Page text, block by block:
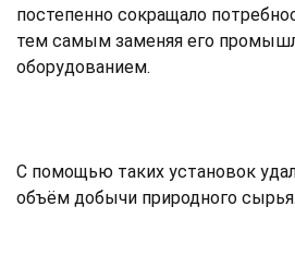
постепенно сокращало
тем самым заменяя его
оборудованием.
С помощью таких установок
объём добычи природного сырья.